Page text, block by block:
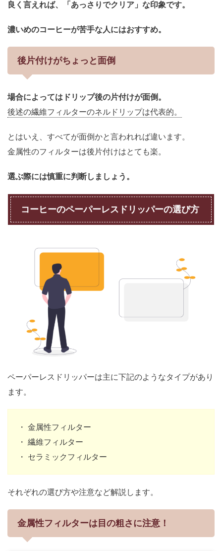
良く言えれば、「あっさりでクリア」な印象です。
濃いめのコーヒーが苦手な人にはおすすめ。
後片付けがちょっと面倒
場合によってはドリップ後の片付けが面倒。
後述の繊維フィルターのネルドリップは代表的。
とはいえ、すべてが面倒かと言われれば違います。
金属性のフィルターは後片付けはとても楽。
選ぶ際には慎重に判断しましょう。
コーヒーのペーパーレスドリッパーの選び方
ペーパーレスドリッパーは主に下記のようなタイプがあり
ます。
・ 金属性フィルター
・ 繊維フィルター
・ セラミックフィルター
それぞれの選び方や注意など解説します。
金属性フィルターは目の粗さに注意！